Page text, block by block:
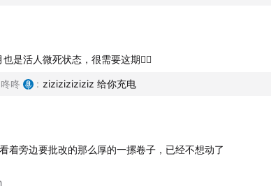
是一一
乐丨荔枝FM丨喜马拉雅丨四川观察APP：半天空档
是活人微死状态，很需要这期🙋‍♀️
咚 : ziziziziziziz 给你充电
着旁边要批改的那么厚的一摞卷子，已经不想动了